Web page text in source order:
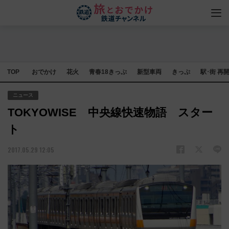
TOP おでかけ 花火 青春18きっぷ 新型車両 きっぷ 駅･街 再
ニュース
TOKYOWISE 中央線快速物語 スター
ト
2017.05.29 12:05